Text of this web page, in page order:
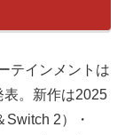
テインメントは
表。新作は2025
2）・